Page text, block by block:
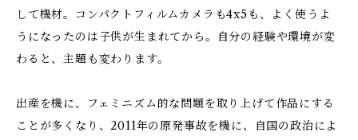
して機材。コンパクトフィルムカメラも4x5も、よく使うよ
うになったのは子供が生まれてから。自分の経験や環境が変
わると、主題も変わります。
出産を機に、フェミニズム的な問題を取り上げて作品にする
ことが多くなり、2011年の原発事故を機に、自国の政治によ